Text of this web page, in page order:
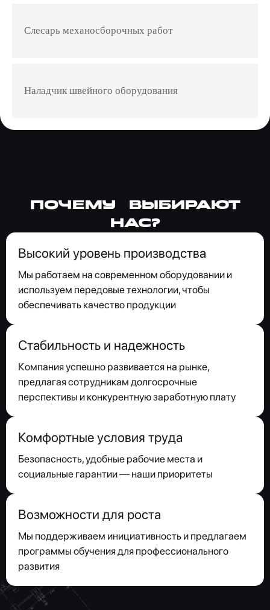
Слесарь механосборочных работ
Наладчик швейного оборудования
Почему выбирают
нас?
Высокий уровень производства
Мы работаем на современном оборудовании и
используем передовые технологии, чтобы
обеспечивать качество продукции
Стабильность и надежность
Компания успешно развивается на рынке,
предлагая сотрудникам долгосрочные
перспективы и конкурентную заработную плату
Комфортные условия труда
Безопасность, удобные рабочие места и
социальные гарантии — наши приоритеты
Возможности для роста
Мы поддерживаем инициативность и предлагаем
программы обучения для профессионального
развития